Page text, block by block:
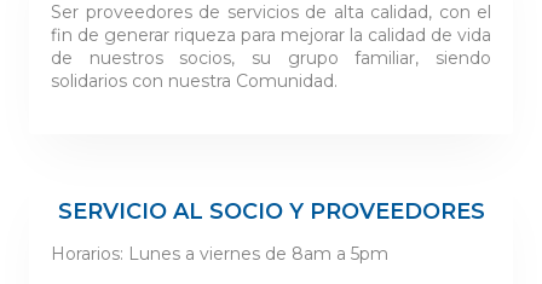
Ser proveedores de servicios de alta calidad, con el
fin de generar riqueza para mejorar la calidad de vida
de nuestros socios, su grupo familiar, siendo
solidarios con nuestra Comunidad.
SERVICIO AL SOCIO Y PROVEEDORES
Horarios: Lunes a viernes de 8am a 5pm